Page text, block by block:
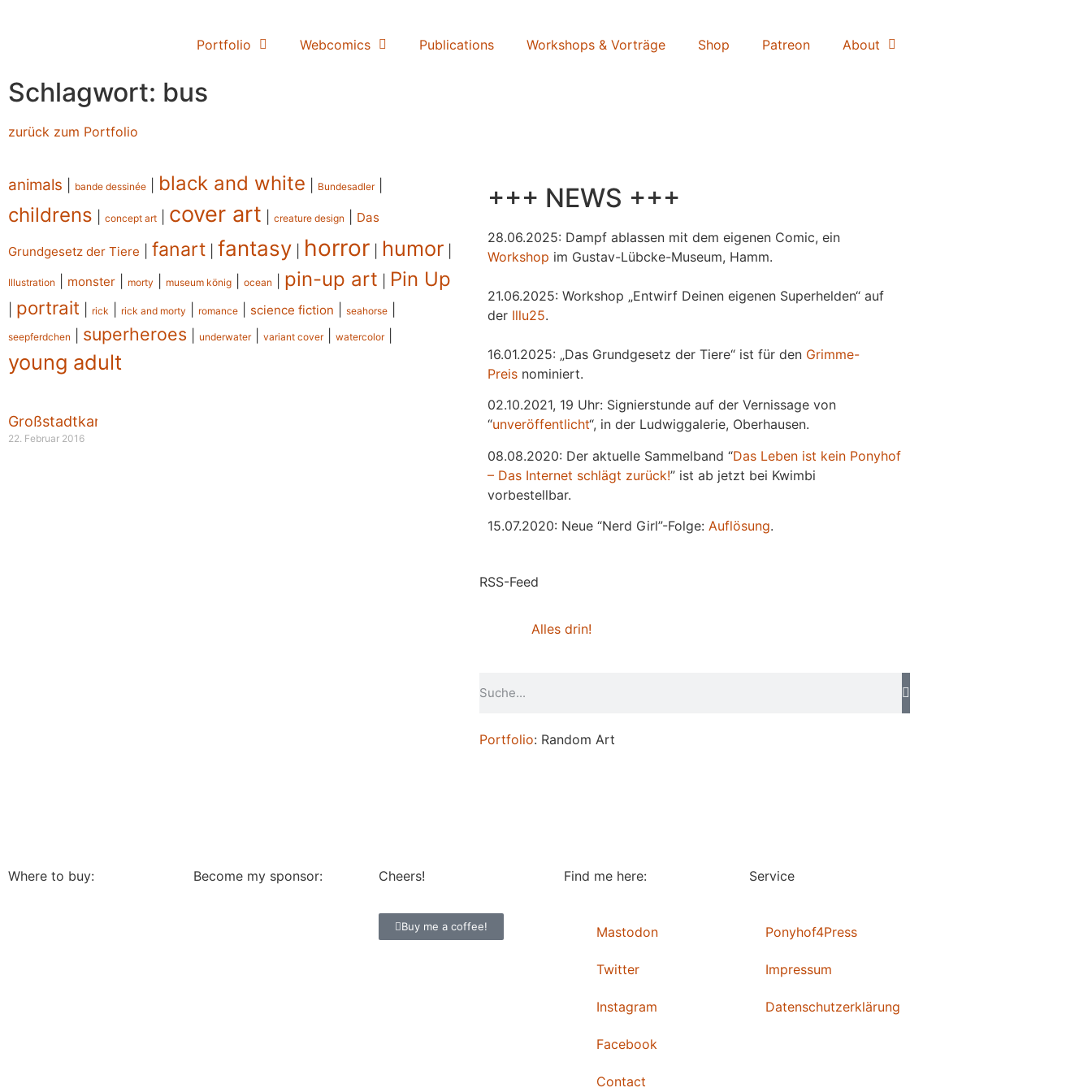
Portfolio Webcomics Publications Workshops & Vorträge Shop Patreon About
Schlagwort: bus
zurück zum Portfolio
animals bande dessinée black and white Bundesadler|
childrens concept art cover art creature design Das
Grundgesetz der Tiere fanart fantasy horror humor
Illustration monster morty museum könig ocean pin-up art Pin Up
portrait rick rick and morty romance science fiction seahorse
seepferdchen superheroes underwater| variant cover| watercolor|
young adult
Großstadtkarma
22. Februar 2016
+++ NEWS +++
28.06.2025: Dampf ablassen mit dem eigenen Comic, ein
Workshop im Gustav-Lübcke-Museum, Hamm.
21.06.2025: Workshop „Entwirf Deinen eigenen Superhelden“ auf
der Illu25.
16.01.2025: „Das Grundgesetz der Tiere“ ist für den Grimme-
Preis nominiert.
02.10.2021, 19 Uhr: Signierstunde auf der Vernissage von
“unveröffentlicht“, in der Ludwiggalerie, Oberhausen.
08.08.2020: Der aktuelle Sammelband “Das Leben ist kein Ponyhof
– Das Internet schlägt zurück!” ist ab jetzt bei Kwimbi
vorbestellbar.
15.07.2020: Neue “Nerd Girl”-Folge: Auflösung.
RSS-Feed
Alles drin!
Portfolio: Random Art
Where to buy: Become my sponsor: Cheers!
Buy me a coffee!
Find me here:
Mastodon
Twitter
Instagram
Facebook
Contact
Service
Ponyhof4Press
Impressum
Datenschutzerklärung